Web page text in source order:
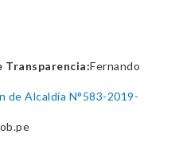
Transparencia:Fernando
de Alcaldía N°583-2019-